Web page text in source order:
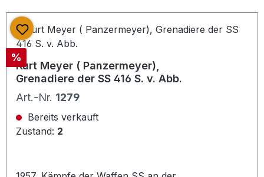
Rabatt
%
Kurt Meyer ( Panzermeyer),
Grenadiere der SS 416 S. v. Abb.
Art.-Nr. 1279
Bereits verkauft
Zustand: 2